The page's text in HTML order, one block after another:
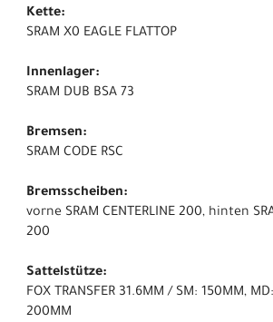
Kette:
SRAM X0 EAGLE FLATTOP
Innenlager:
SRAM DUB BSA 73
Bremsen:
SRAM CODE RSC
Bremsscheiben:
vorne SRAM CENTERLINE 200, hinten
200
Sattelstütze:
FOX TRANSFER 31.6MM / SM: 150MM,
200MM